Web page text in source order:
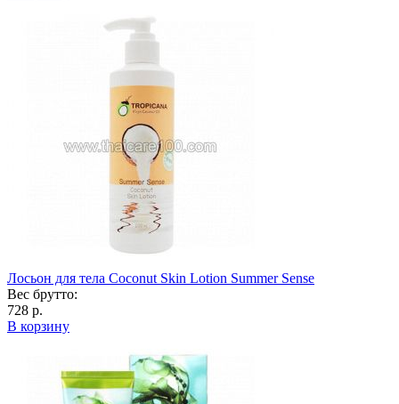
Лосьон для тела Coconut Skin Lotion Summer Sense
Вес брутто:
728 р.
В корзину